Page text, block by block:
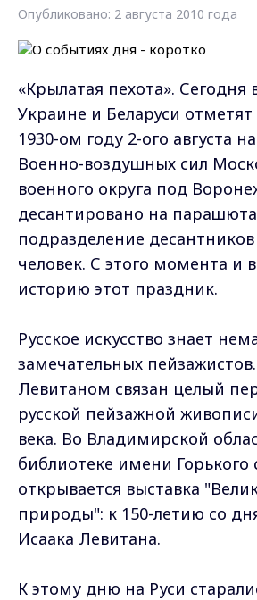
Опубликовано: 2 августа 2010 года
«Крылатая пехота». Сегодня
Украине и Беларуси
1930-ом году 2-ого августа
Военно-воздушных сил
военного округа под
десантировано на
подразделение десантников
человек. С этого момента и
историю этот праздник.
Русское искусство знает
замечательных
Левитаном связан целый
русской пейзажной
века. Во Владимирской
библиотеке имени Горького
открывается выставка
природы": к 150-летию со
Исаака Левитана.
К этому дню на Руси